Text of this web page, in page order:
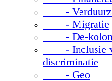
-
- Migratie
- De-
- Inclusie
discriminatie
- Geo